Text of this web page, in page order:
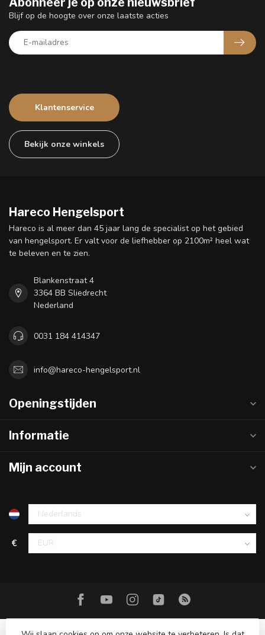
Klantenservice
Bekijk onze winkels
Blijf op de hoogte over onze laatste acties
Hareco Hengelsport
Hareco is al meer dan 45 jaar lang de specialist op het gebied
van hengelsport. Er valt voor de liefhebber op 2100m² heel wat
te beleven en te zien.
Blankenstraat 4
3364 BB Sliedrecht
Nederland
0031 184 414347
info@hareco-hengelsport.nl
Openingstijden
Informatie
Mijn account
€